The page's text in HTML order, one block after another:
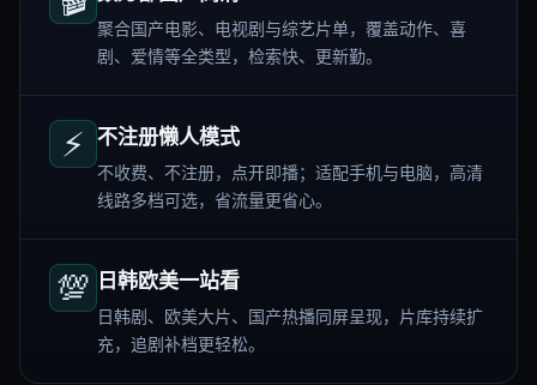
聚合国产电影、电视剧与综艺片单，覆盖动作、喜
剧、爱情等全类型，检索快、更新勤。
⚡ 不注册懒人模式
不收费、不注册，点开即播；适配手机与电脑，高清
线路多档可选，省流量更省心。
💯 日韩欧美一站看
日韩剧、欧美大片、国产热播同屏呈现，片库持续扩
充，追剧补档更轻松。